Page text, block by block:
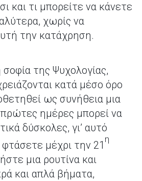
και τι μπορείτε να κάνετε
χωρίς να
την κατάχρηση.
της Ψυχολογίας,
κατά μέσο όρο
ως συνήθεια μια
ημέρες μπορεί να
δύσκολες, γι’ αυτό
μέχρι την 21 η
μια ρουτίνα και
και απλά βήματα,